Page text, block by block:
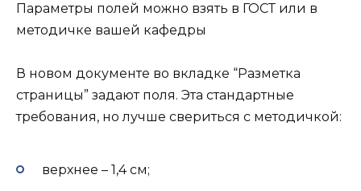
Параметры полей можно взять в ГОСТ или в
методичке вашей кафедры
В новом документе во вкладке “Разметка
страницы” задают поля. Эта стандартные
требования, но лучше свериться с методичкой:
верхнее – 1,4 см;